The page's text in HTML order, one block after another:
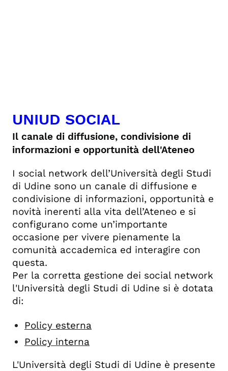
UNIUD SOCIAL
Il canale di diffusione, condivisione di
informazioni e opportunità dell'Ateneo
I social network dell’Università degli Studi
di Udine sono un canale di diffusione e
condivisione di informazioni, opportunità e
novità inerenti alla vita dell’Ateneo e si
configurano come un’importante
occasione per vivere pienamente la
comunità accademica ed interagire con
questa.
Per la corretta gestione dei social network
l'Università degli Studi di Udine si è dotata
di:
Policy esterna
Policy interna
L'Università degli Studi di Udine è presente